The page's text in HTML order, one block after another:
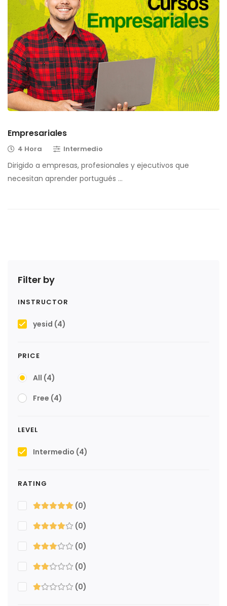
Filter by
INSTRUCTOR
yesid (4)
PRICE
All (4)
Free (4)
LEVEL
Intermedio (4)
RATING
(0)
(0)
(0)
(0)
(0)
Empresariales
4 Hora Intermedio
Dirigido a empresas, profesionales y ejecutivos que
necesitan aprender portugués …